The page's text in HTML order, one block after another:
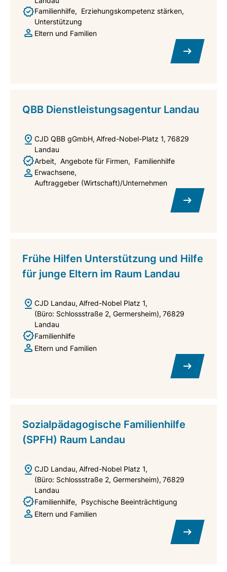
Familienhilfe
Erziehungskompetenz stärken
Unterstützung
Eltern und Familien
QBB Dienstleistungsagentur Landau
CJD QBB gGmbH Alfred-Nobel-Platz 1 76829
Landau
Arbeit
Angebote für Firmen
Familienhilfe
Erwachsene
Auftraggeber (Wirtschaft)/Unternehmen
Frühe Hilfen Unterstützung und Hilfe
für junge Eltern im Raum Landau
CJD Landau Alfred-Nobel Platz 1
(Büro: Schlossstraße 2, Germersheim) 76829
Landau
Familienhilfe
Eltern und Familien
Sozialpädagogische Familienhilfe
(SPFH) Raum Landau
CJD Landau Alfred-Nobel Platz 1
(Büro: Schlossstraße 2, Germersheim) 76829
Landau
Familienhilfe
Psychische Beeinträchtigung
Eltern und Familien